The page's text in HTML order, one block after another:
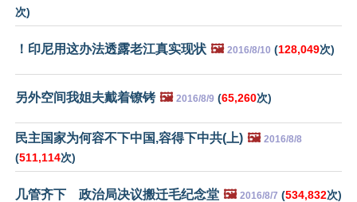
次)
！印尼用这办法透露老江真实现状 🖼️ 2016/8/10 (128,049次)
另外空间我姐夫戴着镣铐 🖼️ 2016/8/9 (65,260次)
民主国家为何容不下中国,容得下中共(上) 🖼️ 2016/8/8
(511,114次)
几管齐下 政治局决议搬迁毛纪念堂 🖼️ 2016/8/7 (534,832次)